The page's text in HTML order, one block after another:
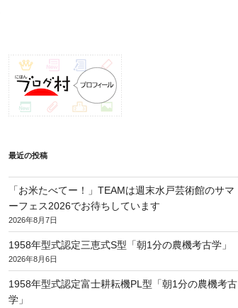
最近の投稿
「お米たべてー！」TEAMは週末水戸芸術館のサマ
ーフェス2026でお待ちしています
2026年8月7日
1958年型式認定三恵式S型「朝1分の農機考古学」
2026年8月6日
1958年型式認定富士耕耘機PL型「朝1分の農機考古
学」